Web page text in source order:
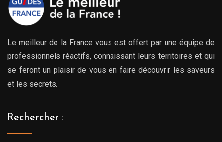
Le meilleur de la France vous est offert par une équipe de
professionnels réactifs, connaissant leurs territoires et qui
se feront un plaisir de vous en faire découvrir les saveurs
et les secrets.
Rechercher :